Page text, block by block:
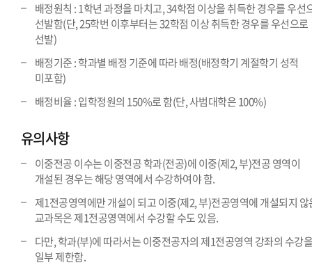
배정원칙 : 1학년 과정을 마치고, 34학점 이상을 취득한 경우를 우선
선발함(단, 25학번 이후부터는 32학점 이상 취득한 경우를 우선으로
선발)
배정기준 : 학과별 배정 기준에 따라 배정(배정학기 계절학기 성적
미포함)
배정비율 : 입학정원의 150%로 함(단, 사범대학은 100%)
유의사항
이중전공 이수는 이중전공 학과(전공)에 이중(제2, 부)전공 영역이
개설된 경우는 해당 영역에서 수강하여야 함.
제1전공영역에만 개설이 되고 이중(제2, 부)전공영역에 개설되지 않
교과목은 제1전공영역에서 수강할 수도 있음.
다만, 학과(부)에 따라서는 이중전공자의 제1전공영역 강좌의 수강
일부 제한함.